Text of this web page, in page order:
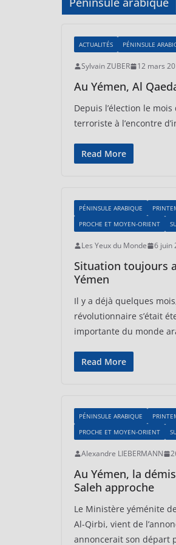
ACTUALITÉS PÉNINSULE
Sylvain ZUBER 12 mars
Au Yémen, Al
Depuis l’élection le
terroriste à l’encontre
Read More
PÉNINSULE ARABIQUE
PROCHE ET MOYEN-ORIENT
Les Yeux du Monde 6 juin
Situation toujours
Yémen
Il y a déjà quelques
révolutionnaire s’était
importante du monde
Read More
PÉNINSULE ARABIQUE
PROCHE ET MOYEN-ORIENT
Alexandre LIEBERMANN
Au Yémen, la
Saleh approche
Le Ministère yéménite
Al-Qirbi, vient de
annoncerait son départ